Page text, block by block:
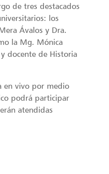
de tres destacados
los
Ávalos y Dra.
la Mg. Mónica
docente de Historia
en vivo por medio
podrá participar
atendidas